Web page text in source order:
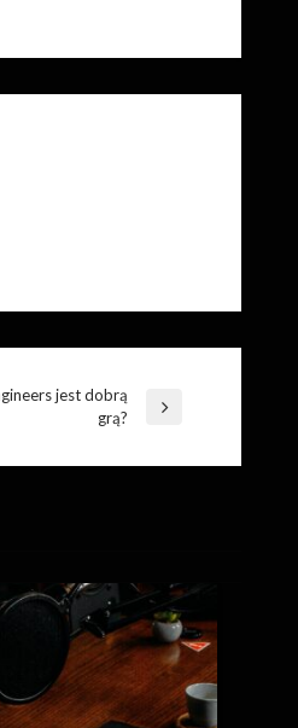
jest dobrą
grą?